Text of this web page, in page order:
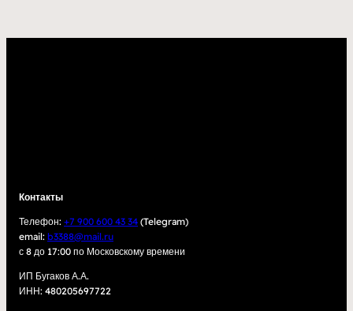
Контакты
Телефон: +7 900 600 43 34 (Telegram)
email: b3388@mail.ru
с 8 до 17:00 по Московскому времени
ИП Бугаков А.А.
ИНН: 480205697722